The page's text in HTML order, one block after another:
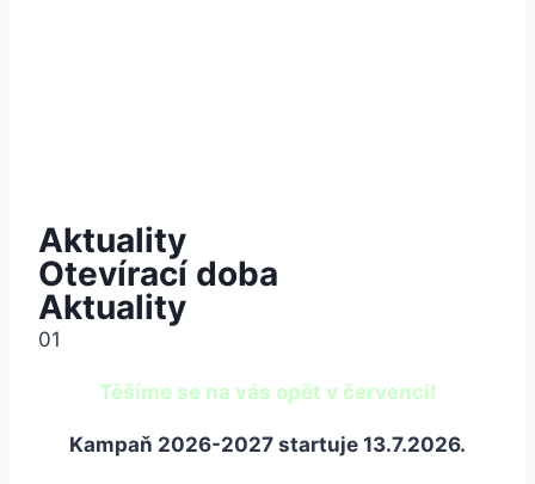
Aktuality
Otevírací doba
Aktuality
01
Těšíme se na vás opět v červenci!
Kampaň 2026-2027 startuje 13.7.2026.